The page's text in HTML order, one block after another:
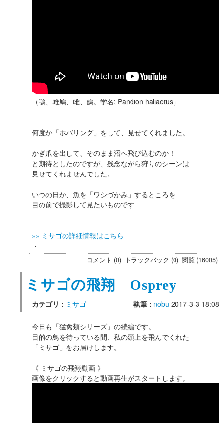
（鶚、雎鳩、雎、鵃。学名: Pandion haliaetus）
何度か「ホバリング」をして、見せてくれました。
かぎ爪を出して、そのまま沼へ飛び込むのか！
と期待としたのですが、残念ながら狩りのシーンは
見せてくれませんでした。
いつの日か、魚を「ワシづかみ」するところを
目の前で撮影して見たいものです
»» ミサゴの詳細情報はこちら
・
コメント (0) トラックバック (0) 閲覧 (16005)
ミサゴの飛翔 Osprey
カテゴリ : ミサゴ 執筆 : nobu 2017-3-3 18:08
今日も「猛禽類シリーズ」の続編です。
目的の鳥を待っている間、私の頭上を飛んでくれた
「ミサゴ」をお届けします。
《 ミサゴの飛翔動画 》
画像をクリックすると動画再生がスタートします。